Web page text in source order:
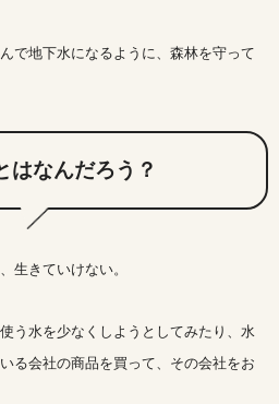
で地下水になるように、森林を守って
はなんだろう？
生きていけない。
う水を少なくしようとしてみたり、水
る会社の商品を買って、その会社をお